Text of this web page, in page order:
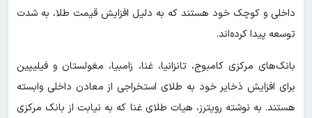
داخلی و کوچک خود هستند که به دلیل افزایش قیمت طلا، به شدت
توسعه پیدا کرده‌اند.
بانک‌های مرکزی کامبوج، تانزانیا، غنا، زامبیا، مغولستان و فیلیپین
برای افزایش ذخایر خود به طلای استخراجی از معادن داخلی وابسته
هستند. به نوشته رویترز، هیات طلای غنا که به نیابت از بانک مرکزی